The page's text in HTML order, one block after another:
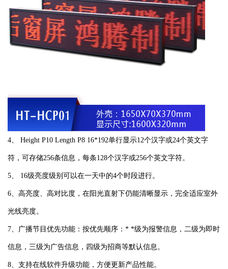
4、 Height P10 Length P8 16*192单行显示12个汉字或24个英文字
符，可存储256条信息，每条128个汉字或256个英文字符。
5、 16级亮度级别可以在一天中的4个时段进行。
6、高亮度、高对比度，在阳光直射下仍能清晰显示，完全适应室外
光线亮度。
7、广播节目优先功能：按优先顺序：* *级为报警信息，二级为即时
信息，三级为广告信息，四级为招商等默认信息。
8、支持在线软件升级功能，方便更新产品性能。